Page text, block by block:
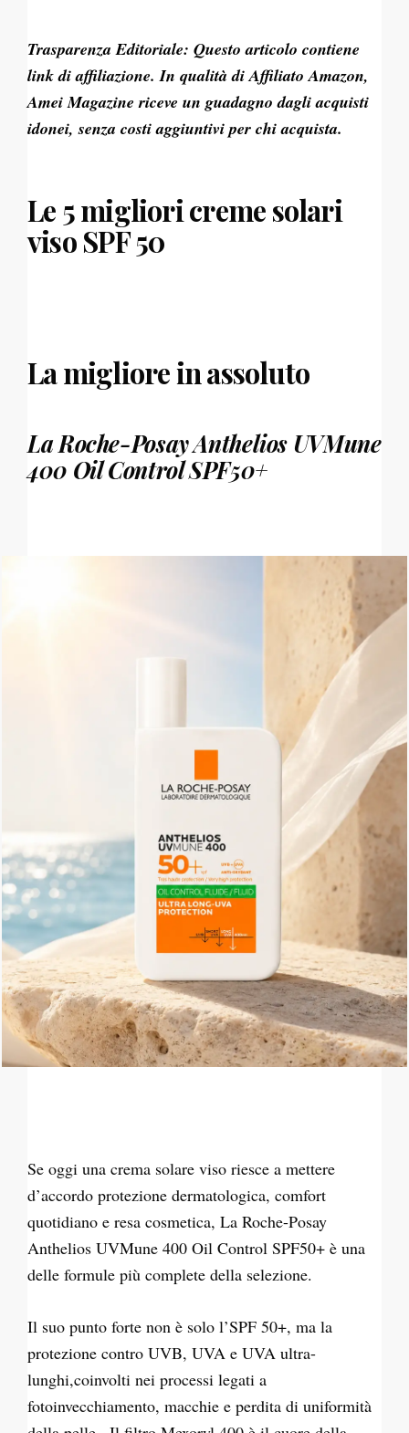
Trasparenza Editoriale: Questo articolo contiene
link di affiliazione. In qualità di Affiliato Amazon,
Amei Magazine riceve un guadagno dagli acquisti
idonei, senza costi aggiuntivi per chi acquista.
Le 5 migliori creme solari
viso SPF 50
La migliore in assoluto
La Roche-Posay Anthelios UVMune
400 Oil Control SPF50+
Se oggi una crema solare viso riesce a mettere
d’accordo protezione dermatologica, comfort
quotidiano e resa cosmetica, La Roche-Posay
Anthelios UVMune 400 Oil Control SPF50+ è una
delle formule più complete della selezione.
Il suo punto forte non è solo l’SPF 50+, ma la
protezione contro UVB, UVA e UVA ultra-
lunghi,coinvolti nei processi legati a
fotoinvecchiamento, macchie e perdita di uniformità